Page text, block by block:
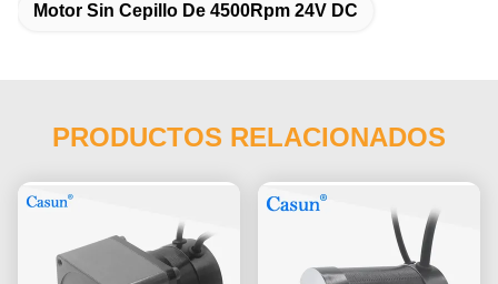
Motor Sin Cepillo De 4500Rpm 24V DC
PRODUCTOS RELACIONADOS